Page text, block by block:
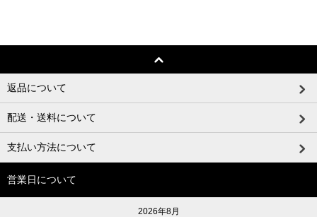
返品について
配送・送料について
支払い方法について
営業日について
2026年8月